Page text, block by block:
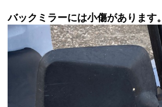
バックミラーには小傷があります。